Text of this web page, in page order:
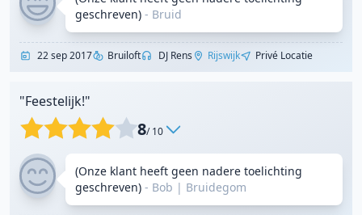
geschreven) - Bruid
22 sep 2017 Bruiloft DJ Rens Rijswijk Privé Locatie
"Feestelijk!"
8/ 10
(Onze klant heeft geen nadere toelichting
geschreven) - Bob | Bruidegom